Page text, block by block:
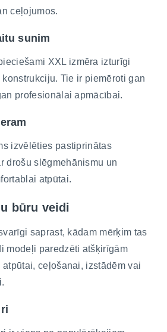
ceļojumos.
sunim
XXL izmēra izturīgi
Tie ir piemēroti gan
profesionālai apmācībai.
izvēlēties pastiprinātas
drošu slēgmehānismu un
atpūtai.
būru veidi
saprast, kādam mērķim tas
modeļi paredzēti atšķirīgām
ceļošanai, izstādēm vai